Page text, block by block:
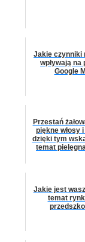
Jakie czynniki
wpływają na
Google
Przestań
piękne włosy
dzięki tym
temat
Jakie jest
temat